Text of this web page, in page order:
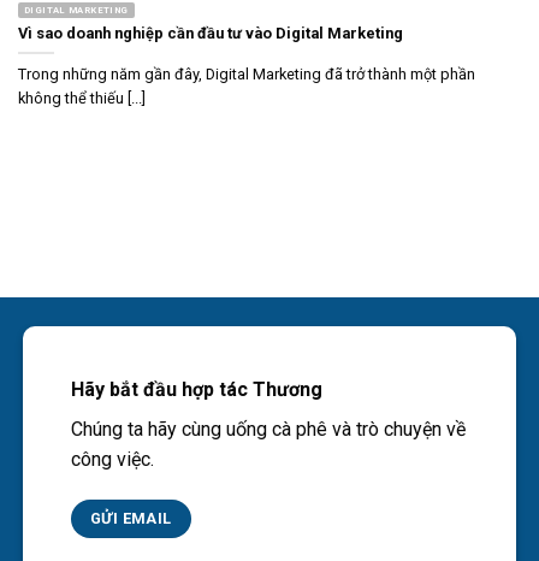
DIGITAL MARKETING
Vì sao doanh nghiệp cần đầu tư vào Digital Marketing
Trong những năm gần đây, Digital Marketing đã trở thành một phần
không thể thiếu [...]
Hãy bắt đầu hợp tác Thương
Chúng ta hãy cùng uống cà phê và trò chuyện về
công việc.
GỬI EMAIL